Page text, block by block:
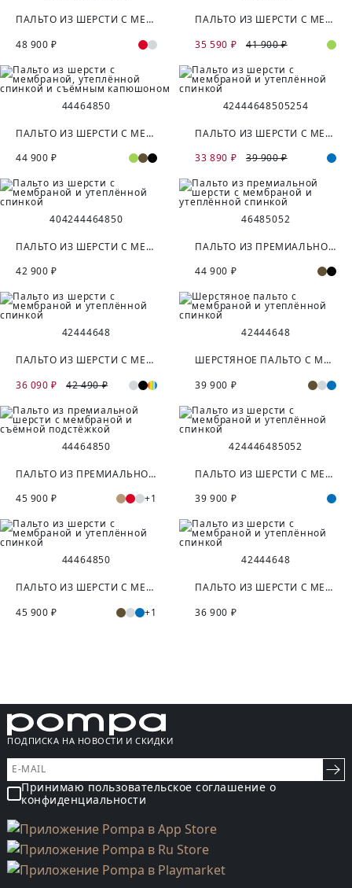
ПАЛЬТО ИЗ ШЕРСТИ С МЕМБРАНОЙ, УТЕПЛЁННОЙ СПИНКОЙ И СЪЁМНЫМ КАПЮШОНОМ
48 900 ₽
ПАЛЬТО ИЗ ШЕРСТИ С МЕМБРАНОЙ, УТЕПЛЁННОЙ СПИНКОЙ И СЪЁМНЫМ КАПЮШОНОМ
35 590 ₽
41 900 ₽
44464850
ПАЛЬТО ИЗ ШЕРСТИ С МЕМБРАНОЙ, УТЕПЛЁННОЙ СПИНКОЙ И СЪЁМНЫМ КАПЮШОНОМ
44 900 ₽
42444648505254
ПАЛЬТО ИЗ ШЕРСТИ С МЕМБРАНОЙ И УТЕПЛЁННОЙ СПИНКОЙ
33 890 ₽
39 900 ₽
404244464850
ПАЛЬТО ИЗ ШЕРСТИ С МЕМБРАНОЙ И УТЕПЛЁННОЙ СПИНКОЙ
42 900 ₽
46485052
ПАЛЬТО ИЗ ПРЕМИАЛЬНОЙ ШЕРСТИ С МЕМБРАНОЙ И УТЕПЛЁННОЙ СПИНКОЙ
44 900 ₽
42444648
ПАЛЬТО ИЗ ШЕРСТИ С МЕМБРАНОЙ И УТЕПЛЁННОЙ СПИНКОЙ
36 090 ₽
42 490 ₽
42444648
ШЕРСТЯНОЕ ПАЛЬТО С МЕМБРАНОЙ И УТЕПЛЁННОЙ СПИНКОЙ
39 900 ₽
44464850
ПАЛЬТО ИЗ ПРЕМИАЛЬНОЙ ШЕРСТИ С МЕМБРАНОЙ И СЪЁМНОЙ ПОДСТЁЖКОЙ
45 900 ₽
+1
424446485052
ПАЛЬТО ИЗ ШЕРСТИ С МЕМБРАНОЙ И УТЕПЛЁННОЙ СПИНКОЙ
39 900 ₽
44464850
ПАЛЬТО ИЗ ШЕРСТИ С МЕМБРАНОЙ И УТЕПЛЁННОЙ СПИНКОЙ
45 900 ₽
+1
42444648
ПАЛЬТО ИЗ ШЕРСТИ С МЕМБРАНОЙ И УТЕПЛЁННОЙ СПИНКОЙ
36 900 ₽
ПОДПИСКА НА НОВОСТИ И СКИДКИ
Принимаю пользовательское соглашение о
конфиденциальности